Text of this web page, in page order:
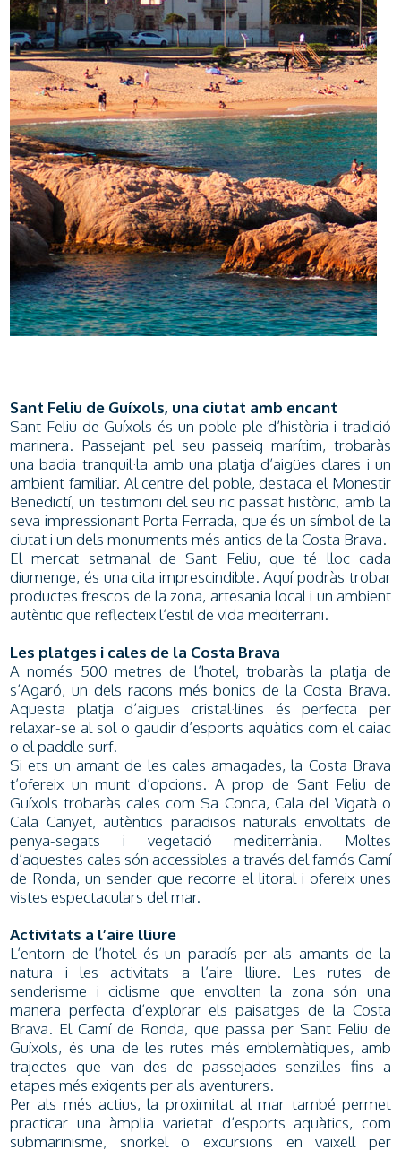
Sant Feliu de Guíxols, una ciutat amb encant
Sant Feliu de Guíxols és un poble ple d’història i tradició
marinera. Passejant pel seu passeig marítim, trobaràs
una badia tranquil·la amb una platja d’aigües clares i un
ambient familiar. Al centre del poble, destaca el Monestir
Benedictí, un testimoni del seu ric passat històric, amb la
seva impressionant Porta Ferrada, que és un símbol de la
ciutat i un dels monuments més antics de la Costa Brava.
El mercat setmanal de Sant Feliu, que té lloc cada
diumenge, és una cita imprescindible. Aquí podràs trobar
productes frescos de la zona, artesania local i un ambient
autèntic que reflecteix l’estil de vida mediterrani.
Les platges i cales de la Costa Brava
A només 500 metres de l’hotel, trobaràs la platja de
s’Agaró, un dels racons més bonics de la Costa Brava.
Aquesta platja d’aigües cristal·lines és perfecta per
relaxar-se al sol o gaudir d’esports aquàtics com el caiac
o el paddle surf.
Si ets un amant de les cales amagades, la Costa Brava
t’ofereix un munt d’opcions. A prop de Sant Feliu de
Guíxols trobaràs cales com Sa Conca, Cala del Vigatà o
Cala Canyet, autèntics paradisos naturals envoltats de
penya-segats i vegetació mediterrània. Moltes
d’aquestes cales són accessibles a través del famós Camí
de Ronda, un sender que recorre el litoral i ofereix unes
vistes espectaculars del mar.
Activitats a l’aire lliure
L’entorn de l’hotel és un paradís per als amants de la
natura i les activitats a l’aire lliure. Les rutes de
senderisme i ciclisme que envolten la zona són una
manera perfecta d’explorar els paisatges de la Costa
Brava. El Camí de Ronda, que passa per Sant Feliu de
Guíxols, és una de les rutes més emblemàtiques, amb
trajectes que van des de passejades senzilles fins a
etapes més exigents per als aventurers.
Per als més actius, la proximitat al mar també permet
practicar una àmplia varietat d’esports aquàtics, com
submarinisme, snorkel o excursions en vaixell per